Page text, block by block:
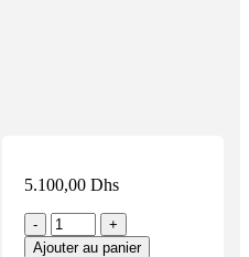
5.100,00 Dhs
Ajouter au panier